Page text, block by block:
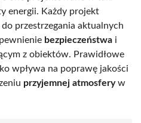
energii. Każdy projekt
przestrzegania aktualnych
bezpieczeństwa i
z obiektów. Prawidłowe
wpływa na poprawę jakości
przyjemnej atmosferyw